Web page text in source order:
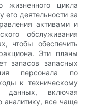
жизненного цикла
его деятельности за
активами и
обслуживания
чтобы обеспечить
Эти планы
запасов запасных
персонала по
к техническому
данных, включая
аналитику, все чаще